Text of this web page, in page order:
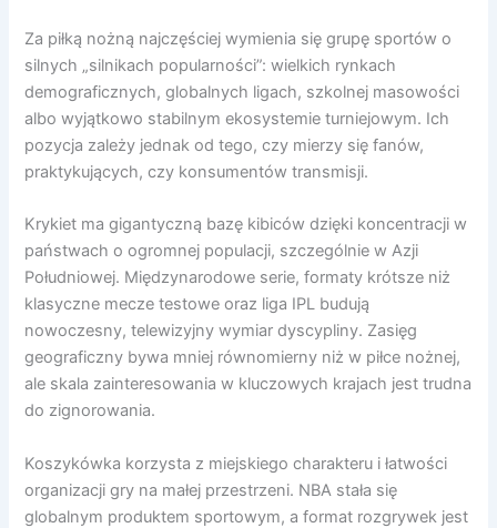
Za piłką nożną najczęściej wymienia się grupę sportów o
silnych „silnikach popularności”: wielkich rynkach
demograficznych, globalnych ligach, szkolnej masowości
albo wyjątkowo stabilnym ekosystemie turniejowym. Ich
pozycja zależy jednak od tego, czy mierzy się fanów,
praktykujących, czy konsumentów transmisji.
Krykiet ma gigantyczną bazę kibiców dzięki koncentracji w
państwach o ogromnej populacji, szczególnie w Azji
Południowej. Międzynarodowe serie, formaty krótsze niż
klasyczne mecze testowe oraz liga IPL budują
nowoczesny, telewizyjny wymiar dyscypliny. Zasięg
geograficzny bywa mniej równomierny niż w piłce nożnej,
ale skala zainteresowania w kluczowych krajach jest trudna
do zignorowania.
Koszykówka korzysta z miejskiego charakteru i łatwości
organizacji gry na małej przestrzeni. NBA stała się
globalnym produktem sportowym, a format rozgrywek jest